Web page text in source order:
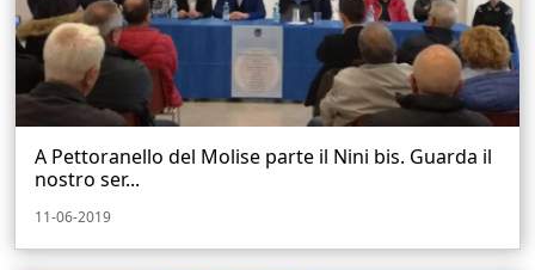
A Pettoranello del Molise parte il Nini bis. Guarda il
nostro ser...
11-06-2019